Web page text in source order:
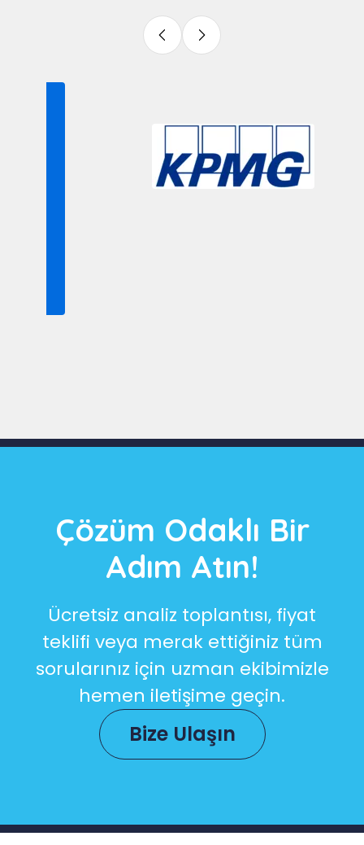
Çözüm Odaklı Bir
Adım Atın!
Ücretsiz analiz toplantısı, fiyat
teklifi veya merak ettiğiniz tüm
sorularınız için uzman ekibimizle
hemen iletişime geçin.
Bize Ulaşın